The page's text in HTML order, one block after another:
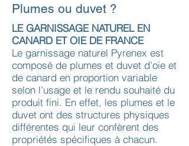
Plumes ou duvet ?
LE GARNISSAGE NATUREL EN
CANARD ET OIE DE FRANCE
Le garnissage naturel Pyrenex est
composé de plumes et duvet d’oie et
de canard en proportion variable
selon l’usage et le rendu souhaité du
produit fini. En effet, les plumes et le
duvet ont des structures physiques
différentes qui leur confèrent des
propriétés spécifiques à chacun.